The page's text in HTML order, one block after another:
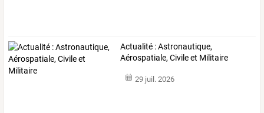
Actualité : Astronautique,
Aérospatiale, Civile et Militaire
29 juil. 2026